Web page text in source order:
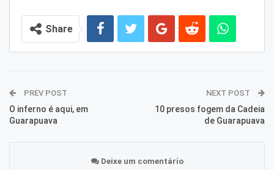
Share
PREV POST
O inferno é aqui, em
Guarapuava
NEXT POST
10 presos fogem da Cadeia
de Guarapuava
Deixe um comentário